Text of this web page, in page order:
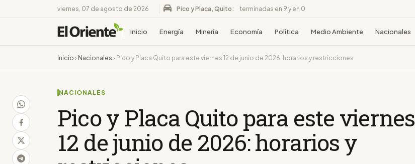
viernes, 07 de agosto de 2026 Pico y Placa, Quito: terminadas en 9 y en 0
Inicio Energía Minería Economía Política Medio Ambiente Nacionales
Inicio › Nacionales › Pico y Placa Quito para este viernes 12 de junio de 2026: horarios y restricciones
NACIONALES
Pico y Placa Quito para este viernes
12 de junio de 2026: horarios y